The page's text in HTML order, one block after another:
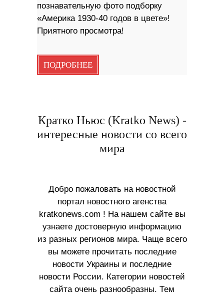
познавательную фото подборку
«Америка 1930-40 годов в цвете»!
Приятного просмотра!
ПОДРОБНЕЕ
Кратко Ньюс (Kratko News) -
интересные новости со всего
мира
Добро пожаловать на новостной
портал новостного агенства
kratkonews.com ! На нашем сайте вы
узнаете достоверную информацию
из разных регионов мира. Чаще всего
вы можете прочитать последние
новости Украины и последние
новости России. Категории новостей
сайта очень разнообразны. Тем